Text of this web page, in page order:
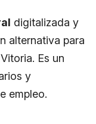
digitalizada y
alternativa para
Es un
y
empleo.